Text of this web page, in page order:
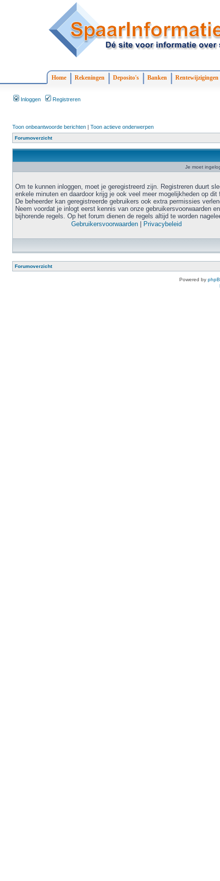
Home Rekeningen Deposito's Banken Rentewijzigingen
Inloggen Registreren
Toon onbeantwoorde berichten | Toon actieve onderwerpen
Forumoverzicht
Je moet
Om te kunnen inloggen, moet je geregistreerd zijn. Registreren duurt
enkele minuten en daardoor krijg je ook veel meer mogelijkheden op dit
De beheerder kan geregistreerde gebruikers ook extra permissies
Neem voordat je inlogt eerst kennis van onze gebruikersvoorwaarden en
bijhorende regels. Op het forum dienen de regels altijd te worden
Gebruikersvoorwaarden
Privacybeleid
Forumoverzicht
Powered by